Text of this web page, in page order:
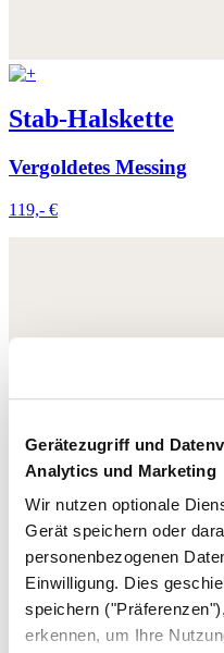
Gerätezugriff und
Analytics und Marketing
Wir nutzen optionale
Gerät speichern oder
personenbezogenen
Einwilligung. Dies
speichern
erkennen, um Ihre
Stab-Halskette
Vergoldetes Messing
119,- €